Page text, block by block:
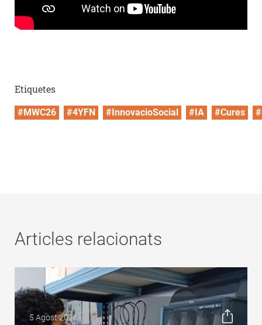
Etiquetes
#MWC26 #4YFN #InnovacioSocial #IA #Cures
Articles relacionats
5 Agost 2026